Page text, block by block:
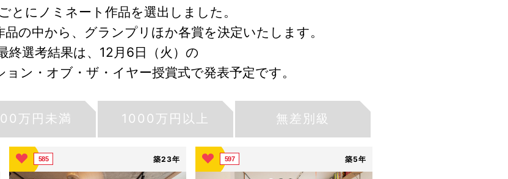
とにノミネート作品を選出しました。
の中から、グランプリほか各賞を決定いたします。
終選考結果は、12月6日（火）の
ン・オブ・ザ・イヤー授賞式で発表予定です。
万円未満 1000万円以上 無差別級
585 築23年 597 築5年